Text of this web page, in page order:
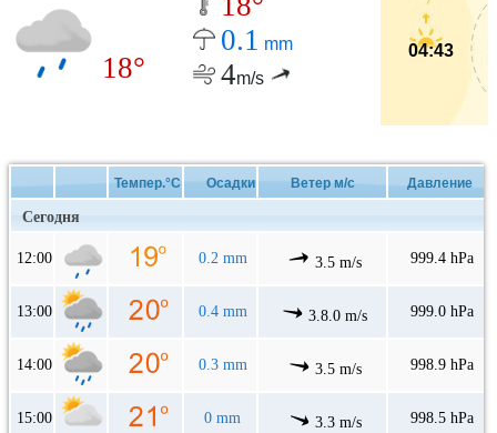
18°
0.1 mm
4m/s
04:43
Темпер.°C Осадки Ветер м/с Давление
Сегодня
12:00 0.2 mm 3.5 m/s 999.4 hPa
13:00 0.4 mm 3.8.0 m/s 999.0 hPa
14:00 0.3 mm 3.5 m/s 998.9 hPa
15:00 0 mm 3.3 m/s 998.5 hPa